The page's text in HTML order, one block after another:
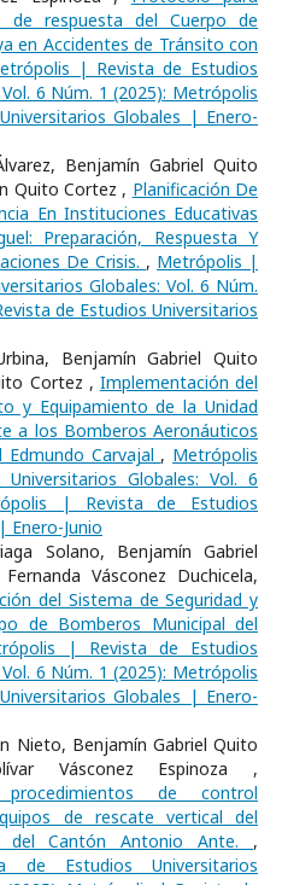
de respuesta del Cuerpo de
en Accidentes de Tránsito con
| Revista de Estudios
6 Núm. 1 (2025): Metrópolis
Globales | Enero-
Benjamín Gabriel Quito
Quito Cortez , Planificación De
En Instituciones Educativas
Preparación, Respuesta Y
De Crisis. , Metrópolis |
Globales: Vol. 6 Núm.
de Estudios Universitarios
Benjamín Gabriel Quito
Cortez , Implementación del
y Equipamiento de la Unidad
a los Bomberos Aeronáuticos
Carvajal , Metrópolis
Globales: Vol. 6
| Revista de Estudios
Enero-Junio
Solano, Benjamín Gabriel
Vásconez Duchicela,
del Sistema de Seguridad y
de Bomberos Municipal del
| Revista de Estudios
6 Núm. 1 (2025): Metrópolis
Globales | Enero-
Nieto, Benjamín Gabriel Quito
Vásconez Espinoza ,
de control
de rescate vertical del
del Cantón Antonio Ante. ,
de Estudios Universitarios